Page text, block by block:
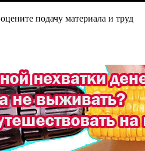
подачу материала и труд